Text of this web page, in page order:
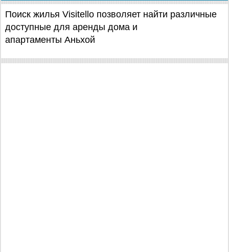
Поиск жилья Visitello позволяет найти различные
доступные для аренды дома и
апартаменты Аньхой